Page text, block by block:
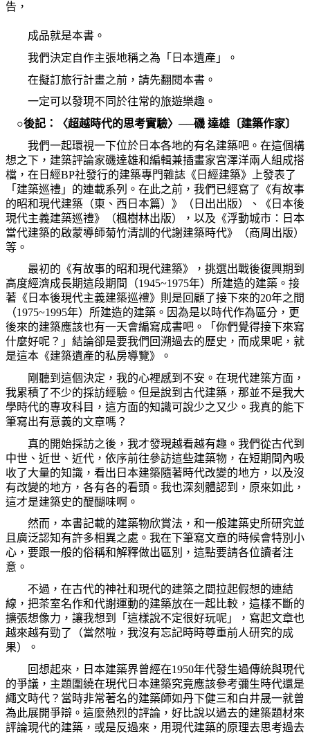
告，
成品就是本書。
我們決定自作主張地稱之為「日本遺產」。
在擬訂旅行計畫之前，請先翻閱本書。
一定可以發現不同於往常的旅遊樂趣。
○後記：〈超越時代的思考實驗〉──磯 達雄〔建築作家〕
我們一起環視一下位於日本各地的有名建築吧。在這個構
想之下，建築評論家磯達雄和編輯兼插畫家宮澤洋兩人組成搭
檔，在日經BP社發行的建築專門雜誌《日經建築》上發表了
「建築巡禮」的連載系列。在此之前，我們已經寫了《有故事
的昭和現代建築（東、西日本篇）》（日出出版）、《日本後
現代主義建築巡禮》（楓樹林出版），以及《浮動城市：日本
當代建築的啟蒙導師菊竹清訓的代謝建築時代》（商周出版）
等。
最初的《有故事的昭和現代建築》，挑選出戰後復興期到
高度經濟成長期這段期間（1945~1975年）所建造的建築。接
著《日本後現代主義建築巡禮》則是回顧了接下來的20年之間
（1975~1995年）所建造的建築。因為是以時代作為區分，更
後來的建築應該也有一天會編寫成書吧。「你們覺得接下來寫
什麼好呢？」結論卻是要我們回溯過去的歷史，而成果呢，就
是這本《建築遺產的私房導覽》。
剛聽到這個決定，我的心裡感到不安。在現代建築方面，
我累積了不少的採訪經驗。但是說到古代建築，那並不是我大
學時代的專攻科目，這方面的知識可說少之又少。我真的能下
筆寫出有意義的文章嗎？
真的開始採訪之後，我才發現越看越有趣。我們從古代到
中世、近世、近代，依序前往參訪這些建築物，在短期間內吸
收了大量的知識，看出日本建築隨著時代改變的地方，以及沒
有改變的地方，各有各的看頭。我也深刻體認到，原來如此，
這才是建築史的醍醐味啊。
然而，本書記載的建築物欣賞法，和一般建築史所研究並
且廣泛認知有許多相異之處。我在下筆寫文章的時候會特別小
心，要跟一般的俗稱和解釋做出區別，這點要請各位讀者注
意。
不過，在古代的神社和現代的建築之間拉起假想的連結
線，把茶室名作和代謝運動的建築放在一起比較，這樣不斷的
擴張想像力，讓我想到「這樣說不定很好玩呢」，寫起文章也
越來越有勁了（當然啦，我沒有忘記時時尊重前人研究的成
果）。
回想起來，日本建築界曾經在1950年代發生過傳統與現代
的爭議，主題圍繞在現代日本建築究竟應該參考彌生時代還是
繩文時代？當時非常著名的建築師如丹下健三和白井晟一就曾
為此展開爭辯。這麼熱烈的評論，好比說以過去的建築題材來
評論現代的建築，或是反過來，用現代建築的原理去思考過去